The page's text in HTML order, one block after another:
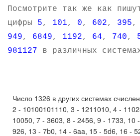
Посмотрите так же как
цифры 5, 101, 0, 602, 395,
949, 6849, 1192, 64, 740,
981127 в различных
Число 1326 в других системах
2 - 10100101110, 3 - 1211010, 4 -
10050, 7 - 3603, 8 - 2456, 9 - 1733, 10
926, 13 - 7b0, 14 - 6aa, 15 - 5d6, 16 -